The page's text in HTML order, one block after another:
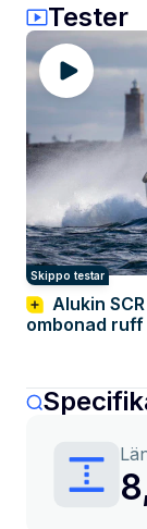
Tester
Skippo testar
Alukin
ombonad ruff